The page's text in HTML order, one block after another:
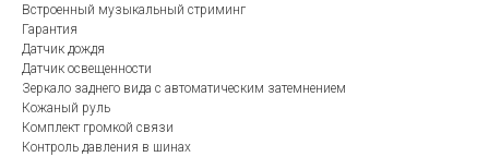
Встроенный музыкальный стриминг
Гарантия
Датчик дождя
Датчик освещенности
Зеркало заднего вида с автоматическим затемнением
Кожаный руль
Комплект громкой связи
Контроль давления в шинах